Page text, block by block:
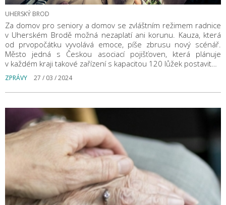
UHERSKÝ BROD
Za domov pro seniory a domov se zvláštním režimem radnice
v Uherském Brodě možná nezaplatí ani korunu. Kauza, která
od prvopočátku vyvolává emoce, píše zbrusu nový scénář.
Město jedná s Českou asociací pojišťoven, která plánuje
v každém kraji takové zařízení s kapacitou 120 lůžek postavit…
ZPRÁVY 27 / 03 / 2024